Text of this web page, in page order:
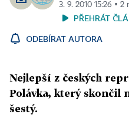
3. 9. 2010 15:26 ▪ 2
PŘEHRÁT
ODEBÍRAT AUTORA
Nejlepší z českých
Polávka, který skončil
šestý.